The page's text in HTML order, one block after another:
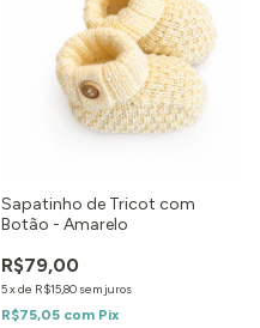
Sapatinho de Tricot com
Botão - Amarelo
R$79,00
5xde R$15,80 sem juros
R$75,05 com Pix